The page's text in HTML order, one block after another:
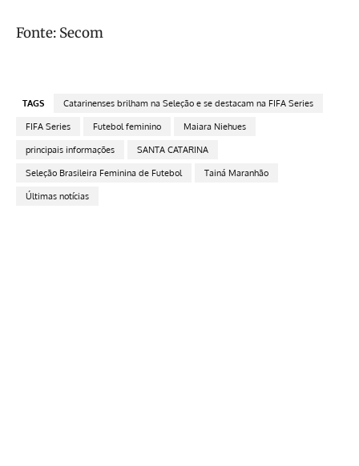
Fonte: Secom
TAGS Catarinenses brilham na Seleção e se destacam na FIFA Series
FIFA Series Futebol feminino Maiara Niehues
principais informações SANTA CATARINA
Seleção Brasileira Feminina de Futebol Tainá Maranhão
Últimas notícias